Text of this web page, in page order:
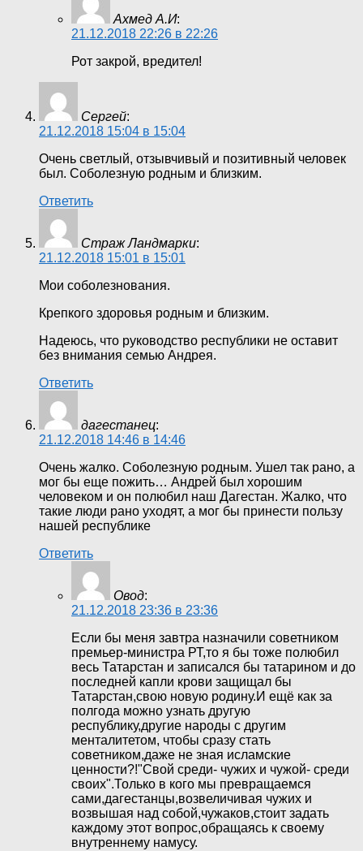
Ахмед А.И:
21.12.2018 22:26 в 22:26
Рот закрой, вредител!
Сергей:
21.12.2018 15:04 в 15:04
Очень светлый, отзывчивый и позитивный человек
был. Соболезную родным и близким.
Ответить
Страж Ландмарки:
21.12.2018 15:01 в 15:01
Мои соболезнования.
Крепкого здоровья родным и близким.
Надеюсь, что руководство республики не оставит
без внимания семью Андрея.
Ответить
дагестанец:
21.12.2018 14:46 в 14:46
Очень жалко. Соболезную родным. Ушел так рано, а
мог бы еще пожить… Андрей был хорошим
человеком и он полюбил наш Дагестан. Жалко, что
такие люди рано уходят, а мог бы принести пользу
нашей республике
Ответить
Овод:
21.12.2018 23:36 в 23:36
Если бы меня завтра назначили советником
премьер-министра РТ,то я бы тоже полюбил
весь Татарстан и записался бы татарином и до
последней капли крови защищал бы
Татарстан,свою новую родину.И ещё как за
полгода можно узнать другую
республику,другие народы с другим
менталитетом, чтобы сразу стать
советником,даже не зная исламские
ценности?!"Свой среди- чужих и чужой- среди
своих".Только в кого мы превращаемся
сами,дагестанцы,возвеличивая чужих и
возвышая над собой,чужаков,стоит задать
каждому этот вопрос,обращаясь к своему
внутреннему намусу.